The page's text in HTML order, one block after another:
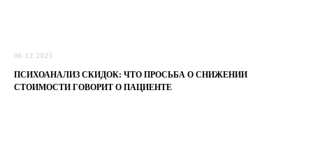
06.12.2025
ПСИХОАНАЛИЗ СКИДОК: ЧТО ПРОСЬБА О СНИЖЕНИИ
СТОИМОСТИ ГОВОРИТ О ПАЦИЕНТЕ